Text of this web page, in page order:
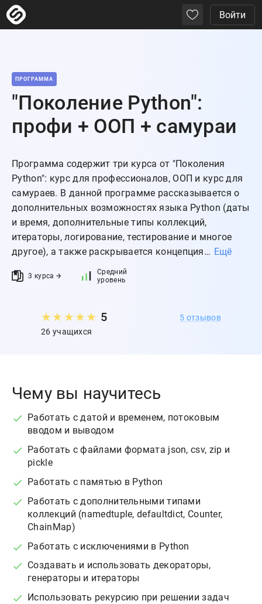
Войти
ПРОГРАММА
"Поколение Python":
профи + ООП + самураи
Программа содержит три курса от "Поколения
Python": курс для профессионалов, ООП и курс для
самураев. В данной программе рассказывается о
дополнительных возможностях языка Python (даты
и время, дополнительные типы коллекций,
итераторы, логирование, тестирование и многое
другое), а также раскрывается концепция… Ещё
3 курса
Средний
уровень
★★ ★★★ 5
5 отзывов
26 учащихся
Чему вы научитесь
Работать с датой и временем, потоковым
вводом и выводом
Работать с файлами формата json, csv, zip и
pickle
Работать с памятью в Python
Работать с дополнительными типами
коллекций (namedtuple, defaultdict, Counter,
ChainMap)
Работать с исключениями в Python
Создавать и использовать декораторы,
генераторы и итераторы
Использовать рекурсию при решении задач